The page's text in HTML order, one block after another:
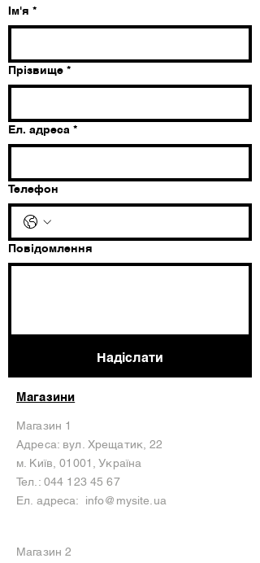
Ім'я *
Прізвище *
Ел. адреса *
Телефон
Повідомлення
Надіслати
Магазини
Магазин 1
Адреса: вул. Хрещатик, 22
м. Київ, 01001, Україна
Тел.: 044 123 45 67
Ел. адреса: info@mysite.ua
Магазин 2